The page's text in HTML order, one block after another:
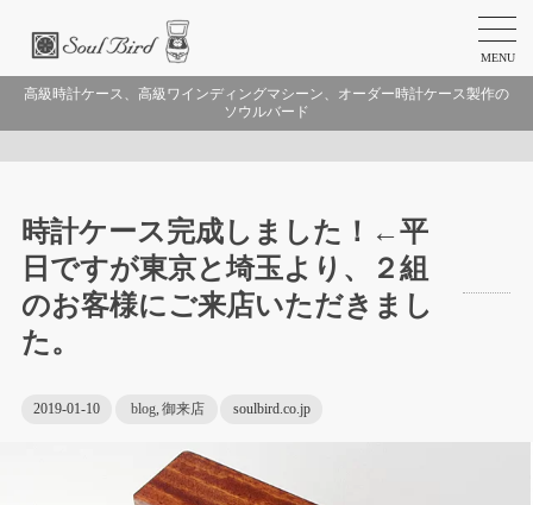
MENU
高級時計ケース、高級ワインディングマシーン、オーダー時計ケース製作の
ソウルバード
時計ケース完成しました！←平
日ですが東京と埼玉より、２組
のお客様にご来店いただきまし
た。
2019-01-10 blog, 御来店 soulbird.co.jp